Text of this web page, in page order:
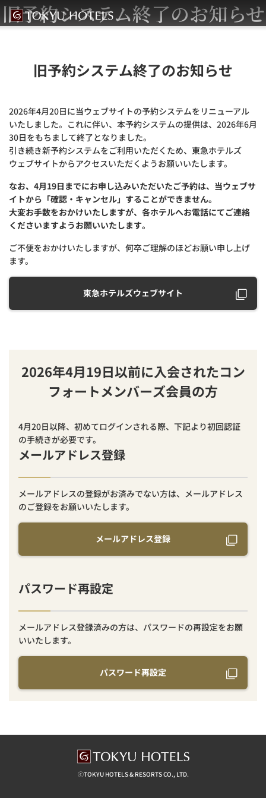
旧予約システム終了のお知らせ
旧予約システム終了のお知らせ
2026年4月20日に当ウェブサイトの予約システムをリニューアル
いたしました。これに伴い、本予約システムの提供は、2026年6月
30日をもちまして終了となりました。
引き続き新予約システムをご利用いただくため、東急ホテルズ
ウェブサイトからアクセスいただくようお願いいたします。
なお、4月19日までにお申し込みいただいたご予約は、当ウェブサ
イトから「確認・キャンセル」することができません。
大変お手数をおかけいたしますが、各ホテルへお電話にてご連絡
くださいますようお願いいたします。
ご不便をおかけいたしますが、何卒ご理解のほどお願い申し上げ
ます。
東急ホテルズウェブサイト
2026年4月19日以前に入会されたコン
フォートメンバーズ会員の方
4月20日以降、初めてログインされる際、下記より初回認証
の手続きが必要です。
メールアドレス登録
メールアドレスの登録がお済みでない方は、メールアドレス
のご登録をお願いいたします。
メールアドレス登録
パスワード再設定
メールアドレス登録済みの方は、パスワードの再設定をお願
いいたします。
パスワード再設定
ⓒTOKYU HOTELS & RESORTS CO., LTD.